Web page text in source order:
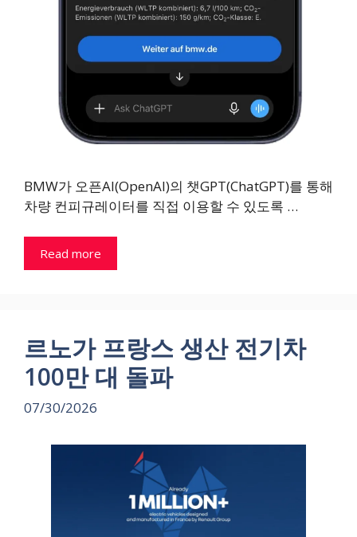
BMW가 오픈AI(OpenAI)의 챗GPT(ChatGPT)를 통해
차량 컨피규레이터를 직접 이용할 수 있도록 …
Read more
르노가 프랑스 생산 전기차
100만 대 돌파
07/30/2026